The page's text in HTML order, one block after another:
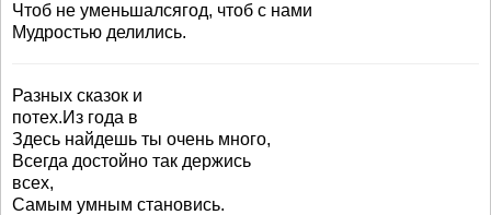
Чтоб не уменьшалсягод, чтоб с нами
Мудростью делились.
Разных сказок и
потех.Из года в
Здесь найдешь ты очень много,
Всегда достойно так держись
всех,
Самым умным становись.